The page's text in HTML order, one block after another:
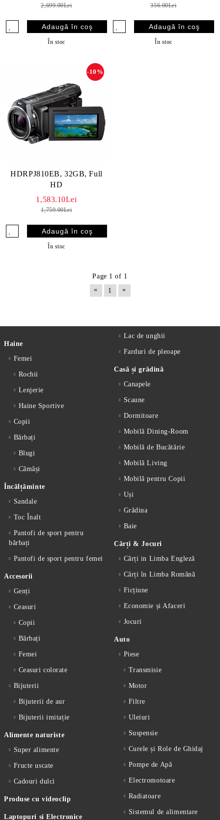
2,699.00Lei
În stoc
356.00Lei
În stoc
HDRPJ810EB, 32GB, Full
HD
-10%
1,583.10Lei
1,759.00Lei
În stoc
Page 1 of 1
«
1 »
Haine
Femei
Rochii
Lenjerie
Haine Sportive
Copii
Bărbați
Blugi
Cămăși
Încălțăminte
Sandale
Toc Înalt
Pantofi de sport pentru
bărbați
Pantofi de sport pentru femei
Accesorii
Genți
Ceasuri
Copii
Bărbați
Femei
Ceasuri colorate
Bijuterii
Bijuterii de aur
Bijuterii imitație
Alimente naturiste
Super alimente
Fructe uscate
Cadouri dulci
Produse cu videoclip
Laptopuri și Electronice
Lac de unghii
Farduri de pleoape
Casă și grădină
Canapele
Scaune
Dormitoare
Mobilă Dining-Room
Mobilă de Bucătărie
Mobilă Living
Mobilă pentru Copii
Uși
Grădina
Baie
Cărți & Jocuri
Cărți in Limba Engleză
Cărți în Limba Romănă
Ficțiune
Economie și Afaceri
Jocuri
Auto
Piese
Transmisie
Motor
Filtre
Uleiuri
Suspensie
Curele și Role de Ghidaj
Pompe de Apă
Electromotoare
Radiatoare
Sistemul de alimentare